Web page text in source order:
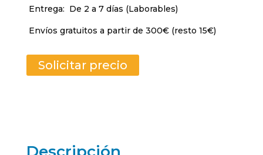
Entrega: De 2 a 7 días (Laborables)
Envíos gratuitos a partir de 300€ (resto 15€)
Solicitar precio